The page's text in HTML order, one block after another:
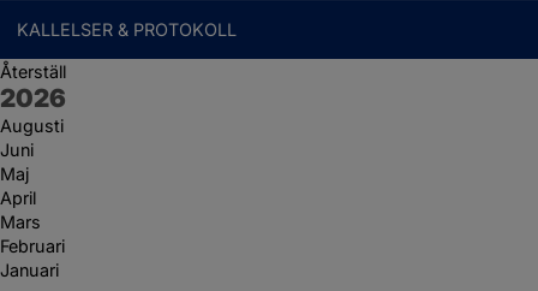
KALLELSER & PROTOKOLL
Återställ
År:
2026
Augusti
Juni
Maj
April
Mars
Februari
Januari